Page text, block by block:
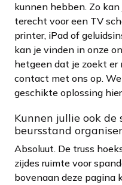
kunnen hebben. Zo
terecht voor een TV
printer, iPad of
kan je vinden in onze
hetgeen dat je zoekt er
contact met ons op.
geschikte oplossing
Kunnen jullie ook de
beursstand
Absoluut. De truss
zijdes ruimte voor
bovenaan deze pagina